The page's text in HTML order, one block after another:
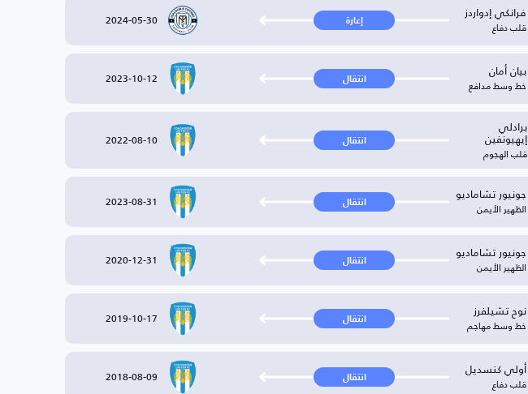
فرانكي إدواردز
قلب دفاع إعارة 2024-05-30
بيان أمان
خط وسط مدافع انتقال 2023-10-12
برادلي
إيهيونفين
قلب الهجوم
انتقال 2022-08-10
جونيور تشاماديو
الظهير الأيمن انتقال 2023-08-31
جونيور تشاماديو
الظهير الأيمن انتقال 2020-12-31
نوح تشيلفرز
خط وسط مهاجم انتقال 2019-10-17
أولي كنسديل
قلب دفاع انتقال 2018-08-09